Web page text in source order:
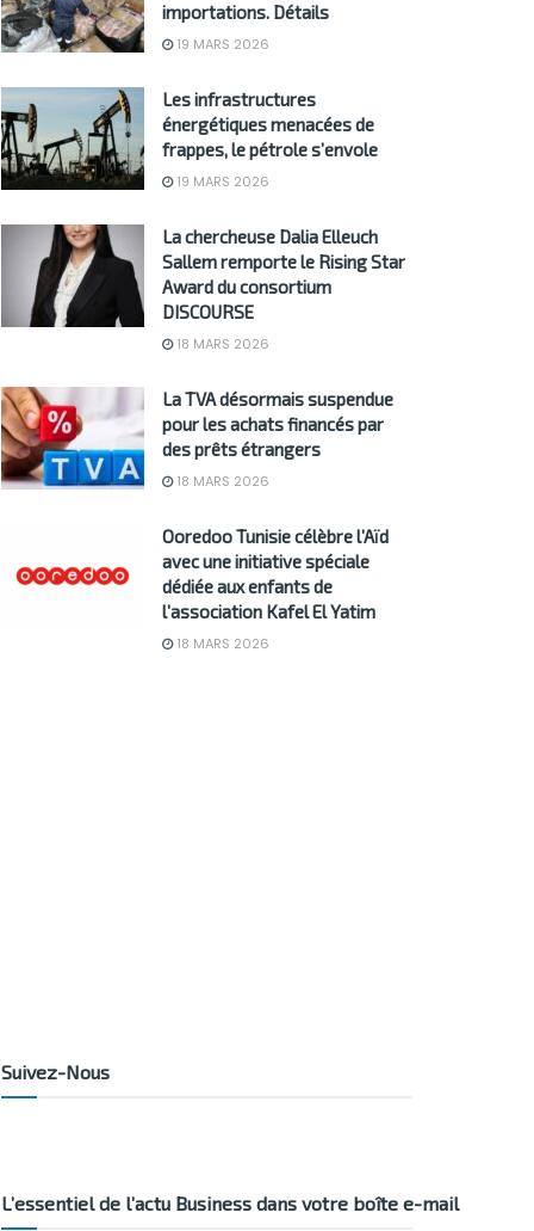
importations. Détails
19 MARS 2026
Les infrastructures
énergétiques menacées de
frappes, le pétrole s’envole
19 MARS 2026
La chercheuse Dalia Elleuch
Sallem remporte le Rising Star
Award du consortium
DISCOURSE
18 MARS 2026
La TVA désormais suspendue
pour les achats financés par
des prêts étrangers
18 MARS 2026
Ooredoo Tunisie célèbre l’Aïd
avec une initiative spéciale
dédiée aux enfants de
l’association Kafel El Yatim
18 MARS 2026
Suivez-Nous
L’essentiel de l’actu Business dans votre boîte e-mail